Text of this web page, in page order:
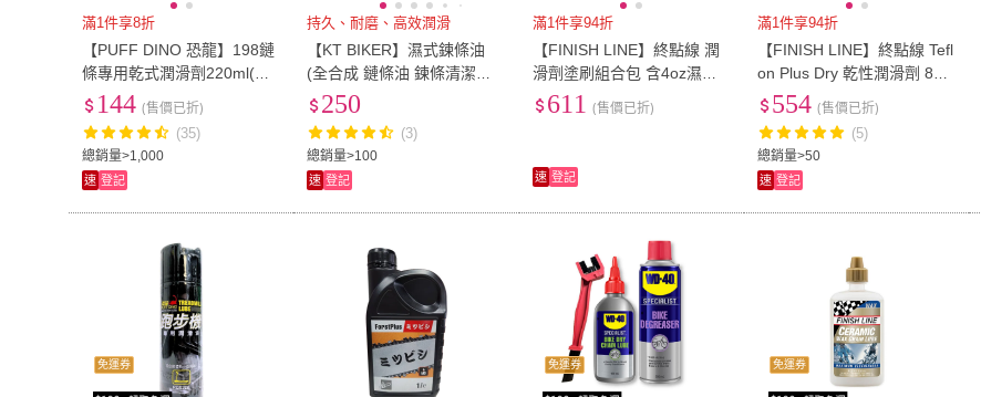
滿1件享8折
【PUFF DINO 恐龍】198鏈
條專用乾式潤滑劑220ml(乾
式潤滑油/鍊條油/鍊條潤滑
油/鏈條油/鏈條潤滑油)
總銷量>1,000
144 (售價已折)
(35)
速 登記
持久、耐磨、高效潤滑
【KT BIKER】濕式鍊條油
(全合成 鏈條油 鍊條清潔劑 g
ogoro 重機 鍊條保養)
總銷量>100
250
(3)
速 登記
滿1件享94折
【FINISH LINE】終點線 潤
滑劑塗刷組合包 含4oz濕性
潤滑劑及塗刷(鏈條清潔/單車
清潔/自行車/單車潤滑)
611 (售價已折)
速 登記
滿1件享94折
【FINISH LINE】終點線 Tefl
on Plus Dry 乾性潤滑劑 8oz/
240ml 滴頭(鏈條清潔/油品/
單車清潔/單車潤滑)
總銷量>50
554 (售價已折)
(5)
速 登記
免運券 免運券 免運券